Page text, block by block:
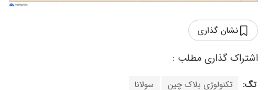
نشان گذاری
تگ: تکنولوژی بلاک چین سولانا